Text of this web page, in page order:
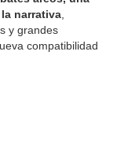
narrativa
y grandes
compatibilidad